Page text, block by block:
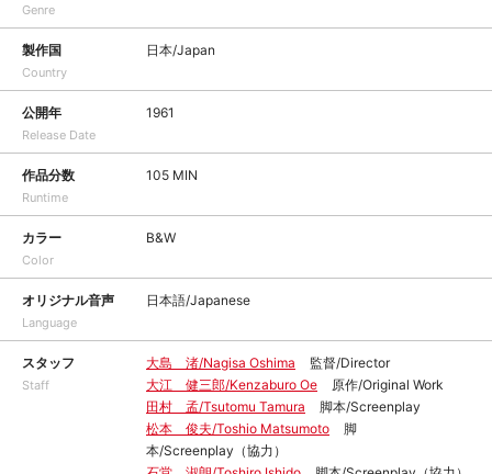
Genre
製作国
Country
日本/Japan
公開年
Release Date
1961
作品分数
Runtime
105 MIN
カラー
Color
B&W
オリジナル音声
Language
日本語/Japanese
スタッフ
Staff
大島 渚/Nagisa Oshima
監督/Director
大江 健三郎/Kenzaburo Oe
原作/Original Work
田村 孟/Tsutomu Tamura
脚本/Screenplay
松本 俊夫/Toshio Matsumoto
脚
本/Screenplay（協力）